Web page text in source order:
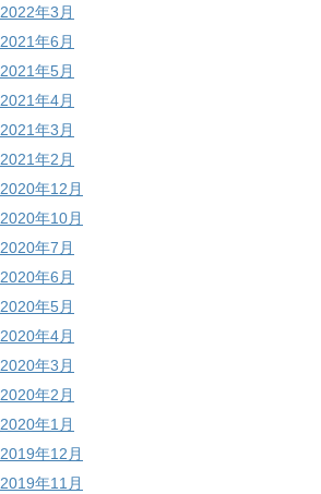
2022年3月
2021年6月
2021年5月
2021年4月
2021年3月
2021年2月
2020年12月
2020年10月
2020年7月
2020年6月
2020年5月
2020年4月
2020年3月
2020年2月
2020年1月
2019年12月
2019年11月